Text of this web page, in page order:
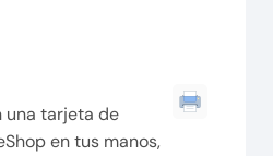
una tarjeta de
en tus manos,